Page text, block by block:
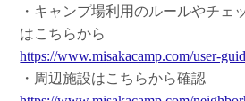
・キャンプ場利用のルールやチェ
はこちらから
https://www.misakacamp.com/user-
・周辺施設はこちらから確認